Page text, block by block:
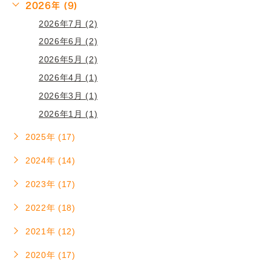
2026年 (9)
2026年7月 (2)
2026年6月 (2)
2026年5月 (2)
2026年4月 (1)
2026年3月 (1)
2026年1月 (1)
2025年 (17)
2024年 (14)
2023年 (17)
2022年 (18)
2021年 (12)
2020年 (17)